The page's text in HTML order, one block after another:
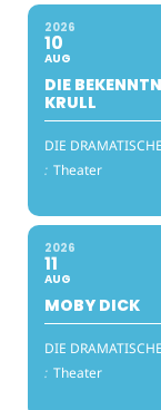
2026
10
AUG
DIE
KRULL
DIE
: Theater
2026
11
AUG
MOBY DICK
DIE
: Theater